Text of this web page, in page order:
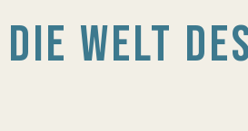
DIE WELT